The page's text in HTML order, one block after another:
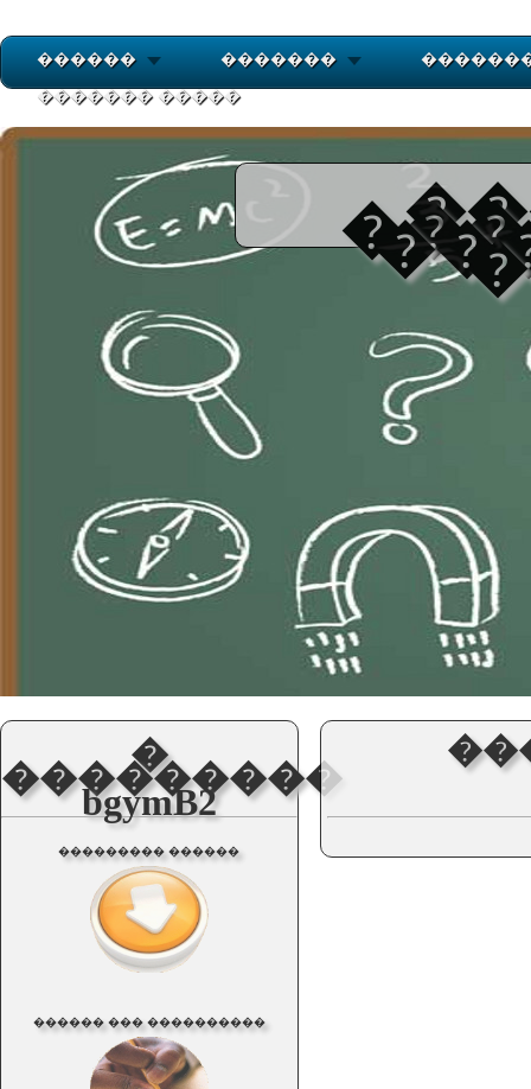
������ �������
������� �����
�
���������
bgymB2
��������� ������
������ ��� ����������